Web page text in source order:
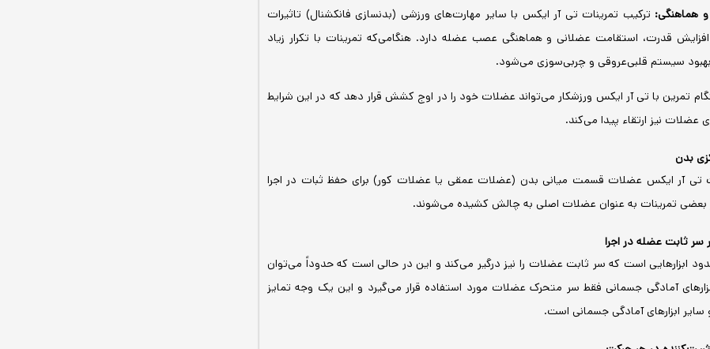
هماهنگی: ترکیب تمرینات تی آر ایکس با سایر مهارت‌های ورزشی (بدنسازی فانکشنال) تاثیرات
افزایش قدرت، استقامت عضلانی و هماهنگی عصب عضله دارد. هنگامی‌که تمرینات با تکرار زیاد
سیستم قلبی‌عروقی و چربی‌سوزی می‌شود.
تمرین با تی آر ایکس ورزشکار می‌تواند عضلات خود را در اوج کشش قرار دهد که در این شرایط
نیز ارتقاء پیدا می‌کند.
بدن
تی آر ایکس عضلات قسمت میانی بدن (عضلات عمقی یا عضلات کور) برای حفظ ثبات در اجرا
بعضی تمرینات به عنوان عضلات اصلی به چالش کشیده می‌شوند.
سر ثابت عضله در اجرا
ابزارهایی است که سر ثابت عضلات را نیز درگیر می‌کند و این در حالی است که حدوداً می‌توان
آمادگی جسمانی فقط سر متحرک عضلات مورد استفاده قرار می‌گیرد و این یک وجه تمایز
ابزارهای آمادگی جسمانی است.